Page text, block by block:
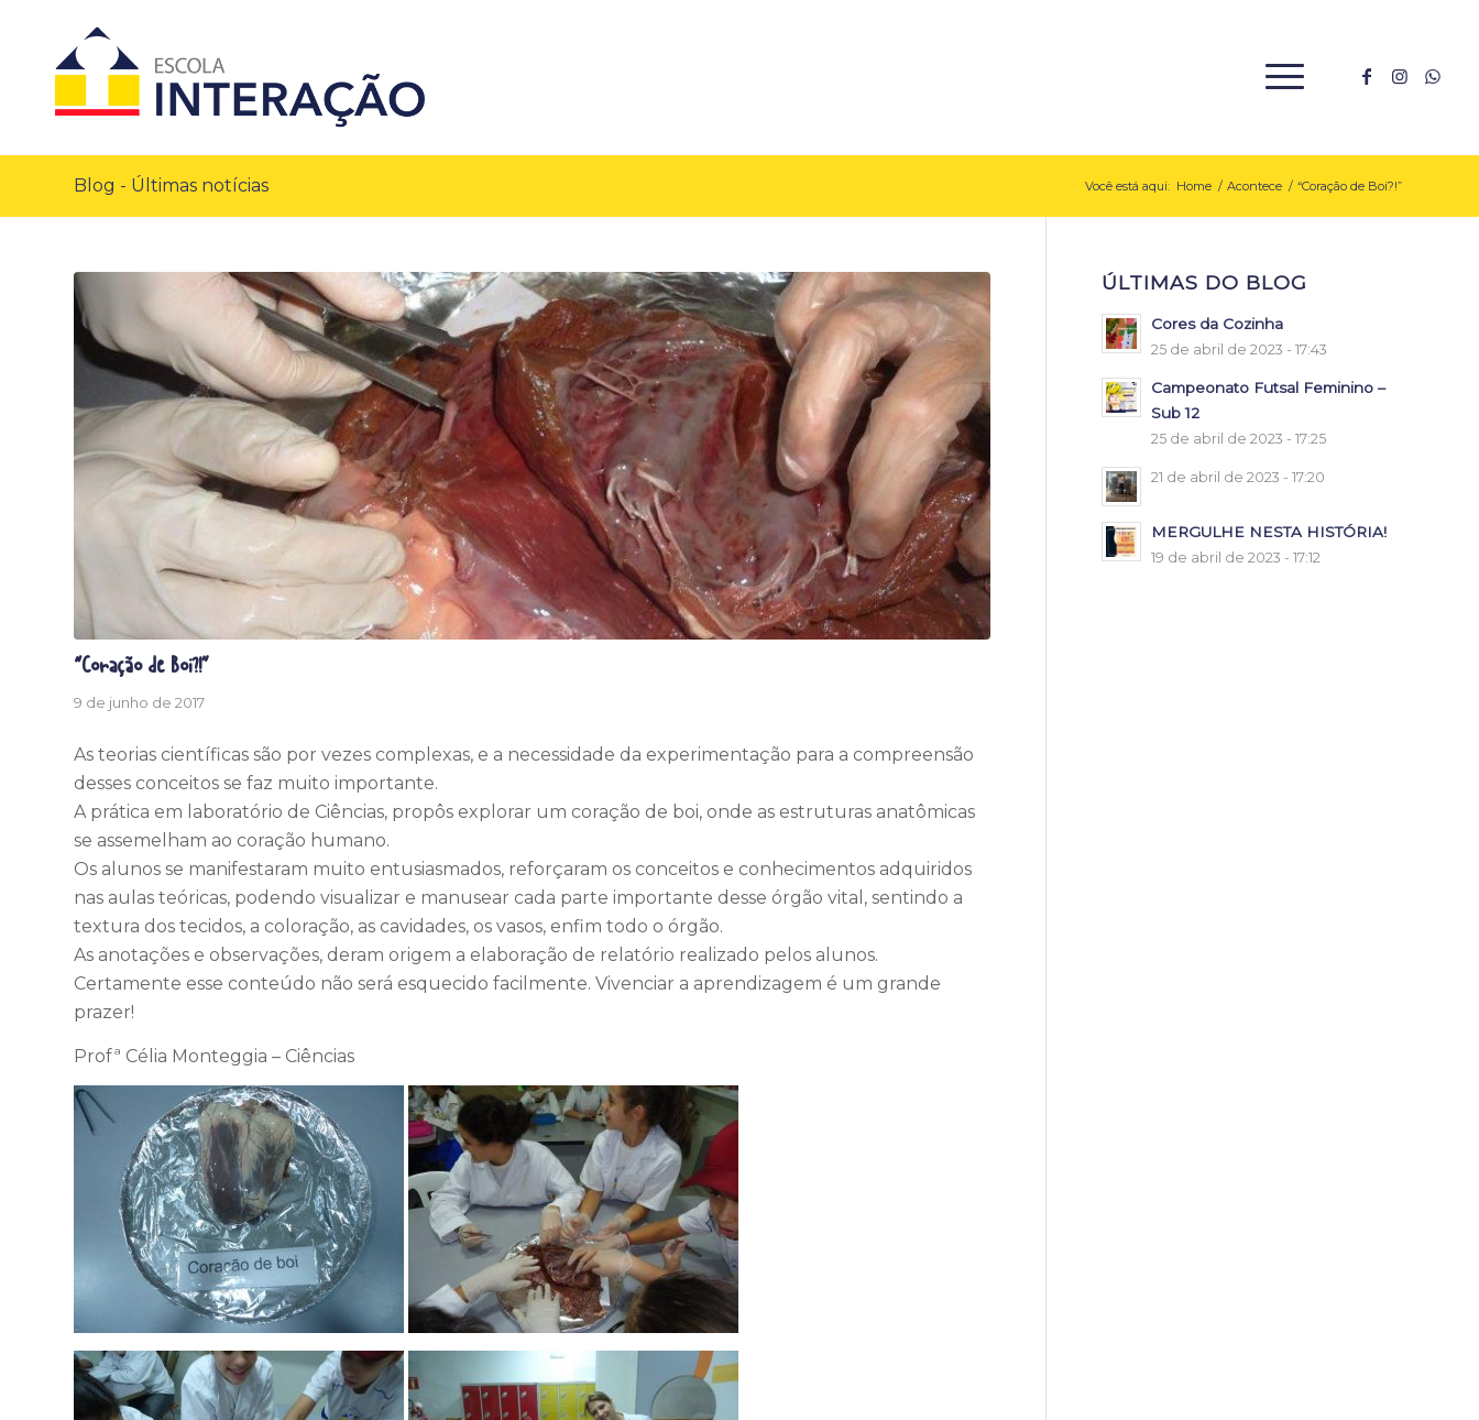
Blog - Últimas notícias Você está aqui: Home / Acontece / “Coração de Boi?!”
“Coração de Boi?!”
9 de junho de 2017
As teorias científicas são por vezes complexas, e a necessidade da experimentação para a compreensão
desses conceitos se faz muito importante.
A prática em laboratório de Ciências, propôs explorar um coração de boi, onde as estruturas anatômicas
se assemelham ao coração humano.
Os alunos se manifestaram muito entusiasmados, reforçaram os conceitos e conhecimentos adquiridos
nas aulas teóricas, podendo visualizar e manusear cada parte importante desse órgão vital, sentindo a
textura dos tecidos, a coloração, as cavidades, os vasos, enfim todo o órgão.
As anotações e observações, deram origem a elaboração de relatório realizado pelos alunos.
Certamente esse conteúdo não será esquecido facilmente. Vivenciar a aprendizagem é um grande
prazer!
Profª Célia Monteggia – Ciências
ÚLTIMAS DO BLOG
Cores da Cozinha
25 de abril de 2023 - 17:43
Campeonato Futsal Feminino –
Sub 12
25 de abril de 2023 - 17:25
21 de abril de 2023 - 17:20
MERGULHE NESTA HISTÓRIA!
19 de abril de 2023 - 17:12